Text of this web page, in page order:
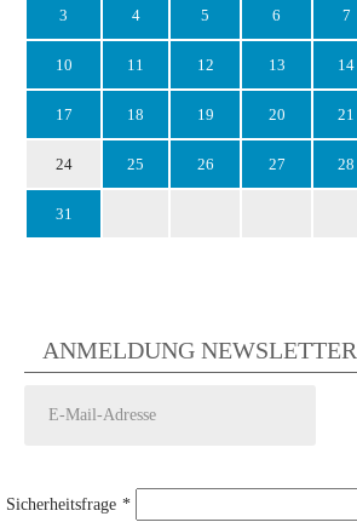
3 4 5 6 7
10 11 12 13 14
17 18 19 20 21
24 25 26 27 28
31
ANMELDUNG NEWSLETTER
Sicherheitsfrage *